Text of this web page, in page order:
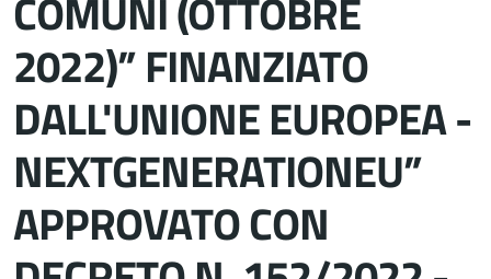
COMUNI (OTTOBRE
2022)” FINANZIATO
DALL'UNIONE EUROPEA -
NEXTGENERATIONEU”
APPROVATO CON